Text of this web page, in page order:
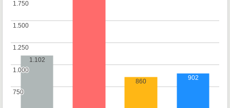
750
750
1.000
1.000
1.250
1.250
1.500
1.500
1.750
1.750
1.102
860 902